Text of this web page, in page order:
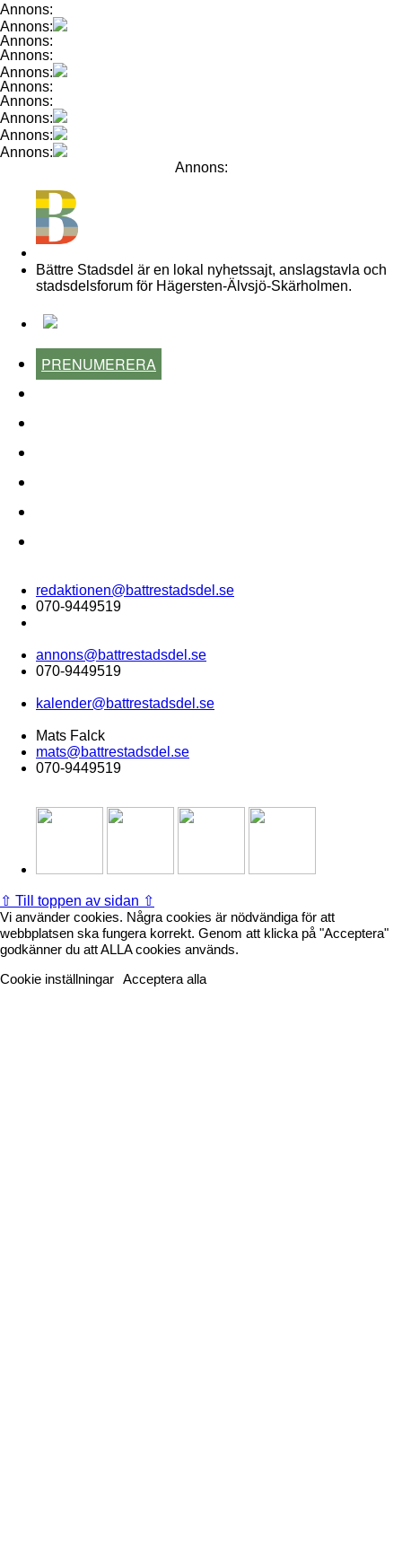
Annons:
Annons:
Annons:
Annons:
Annons:
Annons:
Annons:
Annons:
Annons:
Annons:
Annons:
Bättre Stadsdel är en lokal nyhetssajt, anslagstavla och
stadsdelsforum för Hägersten-Älvsjö-Skärholmen.
PRENUMERERA
redaktionen@battrestadsdel.se
070-9449519
annons@battrestadsdel.se
070-9449519
kalender@battrestadsdel.se
Mats Falck
mats@battrestadsdel.se
070-9449519
⇧ Till toppen av sidan ⇧
Vi använder cookies. Några cookies är nödvändiga för att
webbplatsen ska fungera korrekt. Genom att klicka på "Acceptera"
godkänner du att ALLA cookies används.
Cookie inställningar Acceptera alla